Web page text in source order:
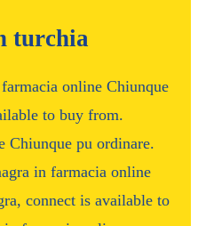
turchia
online Chiunque
to buy from.
Chiunque pu ordinare.
in farmacia online
connect is available to